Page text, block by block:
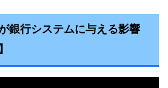
銀行システムに与える影響